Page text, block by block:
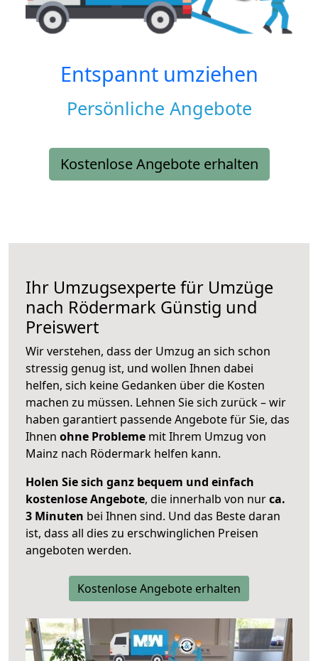
Entspannt umziehen
Persönliche Angebote
Kostenlose Angebote erhalten
Ihr Umzugsexperte für Umzüge
nach Rödermark Günstig und
Preiswert
Wir verstehen, dass der Umzug an sich schon
stressig genug ist, und wollen Ihnen dabei
helfen, sich keine Gedanken über die Kosten
machen zu müssen. Lehnen Sie sich zurück – wir
haben garantiert passende Angebote für Sie, das
Ihnen ohne Probleme mit Ihrem Umzug von
Mainz nach Rödermark helfen kann.
Holen Sie sich ganz bequem und einfach
kostenlose Angebote, die innerhalb von nurca.
3 Minuten bei Ihnen sind. Und das Beste daran
ist, dass all dies zu erschwinglichen Preisen
angeboten werden.
Kostenlose Angebote erhalten